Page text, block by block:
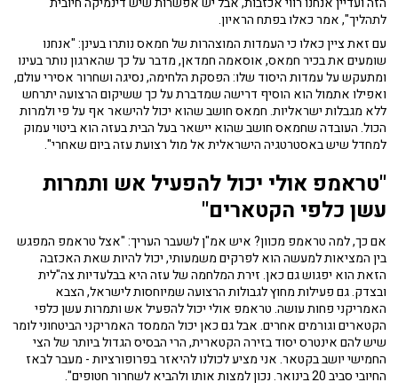
לתהליך", אמר כאלו בפתח הראיון.
עם זאת ציין כאלו כי העמדות המוצהרות של חמאס נותרו בעינן: "אנחנו
שומעים את בכיר חמאס, אוסאמה חמדאן, מדבר על כך שהארגון נותר בעינו
ומתעקש על עמדות היסוד שלו: הפסקת הלחימה, נסיגה ושחרור אסירי עולם,
ואפילו אתמול הוא הוסיף דרישה שמדברת על כך ששיקום הרצועה יתרחש
ללא מגבלות ישראליות. חמאס חושב שהוא יכול להישאר אף על פי ולמרות
הכול. העובדה שחמאס חושב שהוא יישאר בעל הבית בעזה הוא ביטוי עמוק
למחדל שיש באסטרטגיה הישראלית אל מול רצועת עזה ביום שאחרי".
"טראמפ אולי יכול להפעיל אש ותמרות
עשן כלפי הקטארים"
אם כך, למה טראמפ מכוון? איש אמ"ן לשעבר העריך: "אצל טראמפ המפגש
בין המציאות למעשה הוא לפרקים משמעותי, יכול להיות שאת האכזבה
הזאת הוא יפגוש גם כאן. זירת המלחמה של עזה היא בבלעדיות צה"לית
ובצדק. גם פעילות מחוץ לגבולות הרצועה שמיוחסות לישראל, הצבא
האמריקני פחות עושה. טראמפ אולי יכול להפעיל אש ותמרות עשן כלפי
הקטארים וגורמים אחרים. אבל גם כאן יכול הממסד האמריקני הביטחוני לומר
שיש להם אינטרס יסוד בזירה הקטארית, הרי הבסיס הגדול ביותר של הצי
החמישי יושב בקטאר. אני מציע לכולנו להיאזר בפרופורציות - מעבר לבאז
החיובי סביב 20 בינואר. נכון למצות אותו ולהביא לשחרור חטופים".